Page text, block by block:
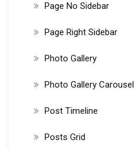
Page No Sidebar
Page Right Sidebar
Photo Gallery
Photo Gallery Carousel
Post Timeline
Posts Grid